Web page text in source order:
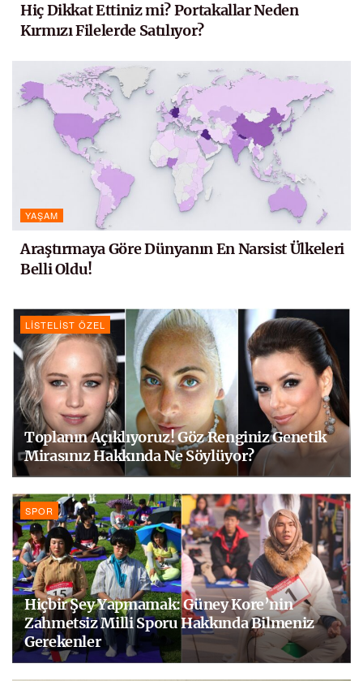
Hiç Dikkat Ettiniz mi? Portakallar Neden
Kırmızı Filelerde Satılıyor?
YAŞAM
Araştırmaya Göre Dünyanın En Narsist Ülkeleri
Belli Oldu!
LISTELIST ÖZEL
Toplanın Açıklıyoruz! Göz Renginiz Genetik
Mirasınız Hakkında Ne Söylüyor?
SPOR
Hiçbir Şey Yapmamak: Güney Kore’nin
Zahmetsiz Milli Sporu Hakkında Bilmeniz
Gerekenler